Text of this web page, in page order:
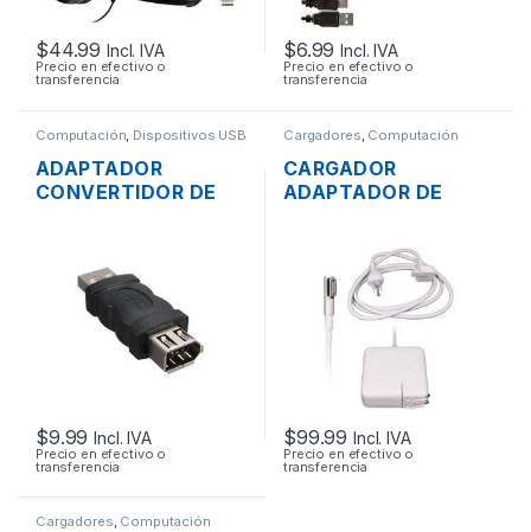
$44.99 Incl. IVA
Precio en efectivo o
transferencia
$6.99 Incl. IVA
Precio en efectivo o
transferencia
Computación Dispositivos USB
ADAPTADOR
CONVERTIDOR DE
$9.99 Incl. IVA
Precio en efectivo o
transferencia
Cargadores Computación
CARGADOR
ADAPTADOR DE
MAGSAFE 16.5V
3.65A 60W
ORIGINAL + CABLE
DE PODER
$99.99 Incl. IVA
Precio en efectivo o
transferencia
Cargadores, Computación